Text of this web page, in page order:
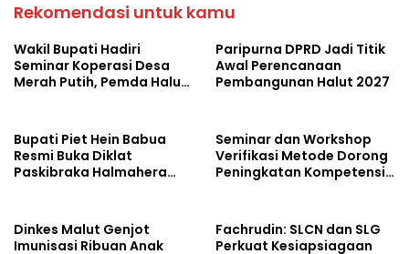
Rekomendasi untuk kamu
Wakil Bupati Hadiri
Seminar Koperasi Desa
Merah Putih, Pemda Halut
Paripurna DPRD Jadi Titik
Awal Perencanaan
Pembangunan Halut 2027
Bupati Piet Hein Babua
Resmi Buka Diklat
Paskibraka Halmahera
Seminar dan Workshop
Verifikasi Metode Dorong
Peningkatan Kompetensi
Dinkes Malut Genjot
Imunisasi Ribuan Anak
Fachrudin: SLCN dan SLG
Perkuat Kesiapsiagaan